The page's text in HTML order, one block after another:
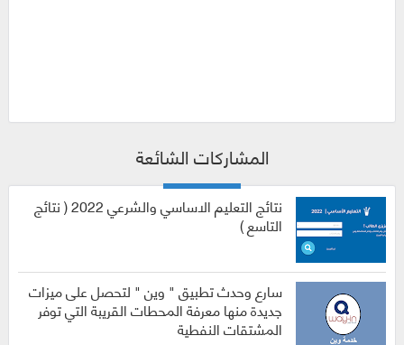
المشاركات الشائعة
نتائج التعليم الاساسي والشرعي 2022 ( نتائج
التاسع )
سارع وحدث تطبيق " وين " لتحصل على ميزات
جديدة منها معرفة المحطات القريبة التي توفر
المشتقات النفطية